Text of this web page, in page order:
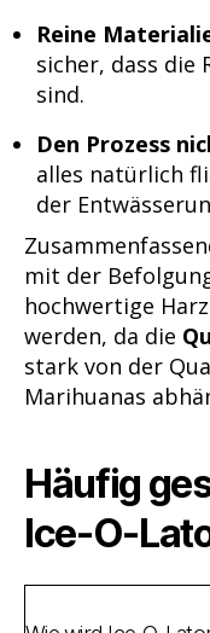
Reine
sicher, dass die
sind.
Den Prozess
alles natürlich
der
mit der
hochwertige
werden, da die
stark von der
Marihuanas
Häufig
Ice-O-